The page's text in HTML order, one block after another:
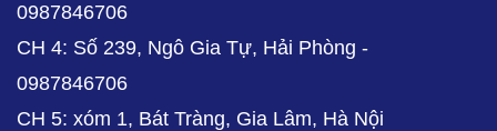
0987846706
CH 4: Số 239, Ngô Gia Tự, Hải Phòng -
0987846706
CH 5: xóm 1, Bát Tràng, Gia Lâm, Hà Nội